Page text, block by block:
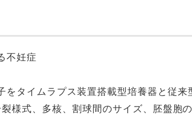
不妊症
タイムラプス装置搭載型培養器と従来
様式、多核、割球間のサイズ、胚盤胞